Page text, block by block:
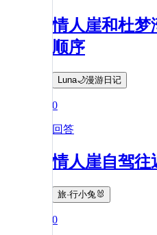
情人崖和杜梦
顺序
Luna🌙漫游日记
0
回答
情人崖自驾往
旅·行小兔🐰
0